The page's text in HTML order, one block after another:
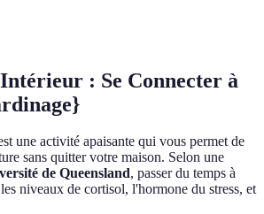
: Se Connecter à
une activité apaisante qui vous permet de
sans quitter votre maison. Selon une
de Queensland, passer du temps à
niveaux de cortisol, l'hormone du stress, et